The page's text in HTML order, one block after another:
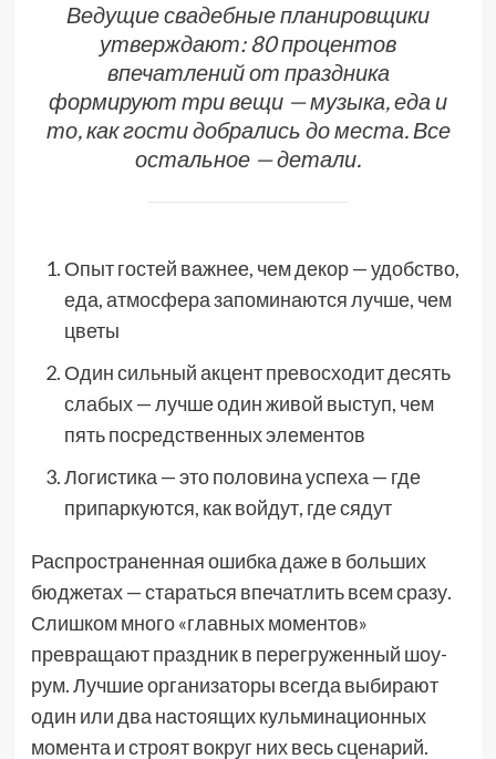
Ведущие свадебные планировщики
утверждают: 80 процентов
впечатлений от праздника
формируют три вещи — музыка, еда и
то, как гости добрались до места. Все
остальное — детали.
Опыт гостей важнее, чем декор — удобство,
еда, атмосфера запоминаются лучше, чем
цветы
Один сильный акцент превосходит десять
слабых — лучше один живой выступ, чем
пять посредственных элементов
Логистика — это половина успеха — где
припаркуются, как войдут, где сядут
Распространенная ошибка даже в больших
бюджетах — стараться впечатлить всем сразу.
Слишком много «главных моментов»
превращают праздник в перегруженный шоу-
рум. Лучшие организаторы всегда выбирают
один или два настоящих кульминационных
момента и строят вокруг них весь сценарий.